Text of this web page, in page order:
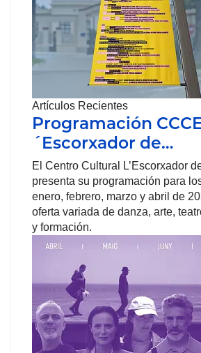
Artículos Recientes
Programación
´Escorxador de…
El Centro Cultural L’Escorxador
presenta su programación para
enero, febrero, marzo y abril de
oferta variada de danza, arte,
y formación.